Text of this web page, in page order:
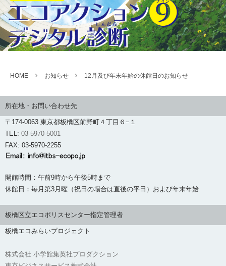
HOME お知らせ 12月及び年末年始の休館日のお知らせ
所在地・お問い合わせ先
〒174-0063 東京都板橋区前野町４丁目６−１
TEL: 03-5970-5001
FAX: 03-5970-2255
開館時間：午前9時から午後5時まで
休館日：毎月第3月曜（祝日の場合は直後の平日）および年末年始
板橋区立エコポリスセンター指定管理者
板橋エコみらいプロジェクト
株式会社 小学館集英社プロダクション